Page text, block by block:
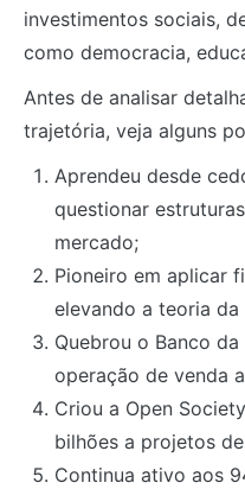
investimentos sociais,
como democracia,
Antes de analisar
trajetória, veja alguns
Aprendeu desde
questionar
mercado;
Pioneiro em aplicar
elevando a teoria
Quebrou o Banco
operação de venda
Criou a Open
bilhões a projetos
Continua ativo aos